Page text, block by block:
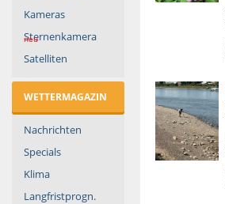
Kameras
Sternenkamera
neu
Satelliten
WETTERMAGAZIN
Nachrichten
Specials
Klima
Langfristprogn.